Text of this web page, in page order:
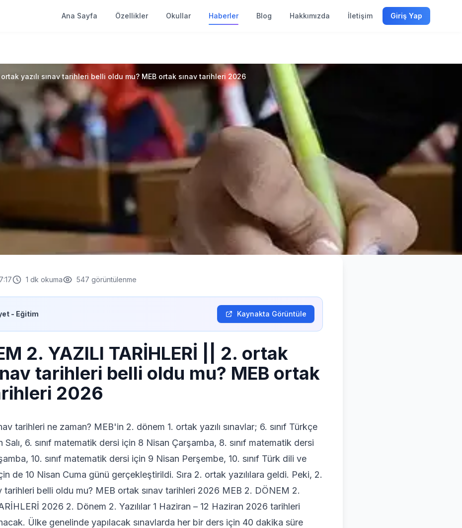
Ana Sayfa Özellikler Okullar Haberler Blog Hakkımızda İletişim Giriş Yap
ortak yazılı sınav tarihleri belli oldu mu? MEB ortak sınav tarihleri 2026
1 dk okuma 547 görüntülenme
- Eğitim Kaynakta Görüntüle
2. YAZILI TARİHLERİ || 2. ortak
tarihleri belli oldu mu? MEB ortak
2026
tarihleri ne zaman? MEB'in 2. dönem 1. ortak yazılı sınavlar; 6. sınıf Türkçe
Salı, 6. sınıf matematik dersi için 8 Nisan Çarşamba, 8. sınıf matematik dersi
10. sınıf matematik dersi için 9 Nisan Perşembe, 10. sınıf Türk dili ve
de 10 Nisan Cuma günü gerçekleştirildi. Sıra 2. ortak yazılılara geldi. Peki, 2.
tarihleri belli oldu mu? MEB ortak sınav tarihleri 2026 MEB 2. DÖNEM 2.
2026 2. Dönem 2. Yazılılar 1 Haziran – 12 Haziran 2026 tarihleri
Ülke genelinde yapılacak sınavlarda her bir ders için 40 dakika süre